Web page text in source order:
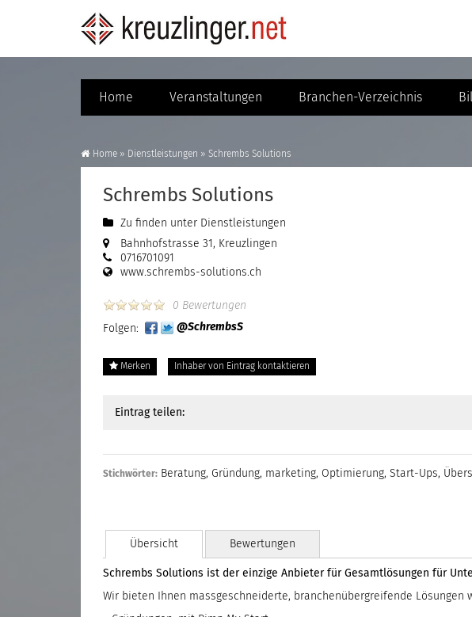
Home Veranstaltungen Branchen-Verzeichnis
Home » Dienstleistungen » Schrembs Solutions
Schrembs Solutions
Zu finden unter Dienstleistungen
Bahnhofstrasse 31, Kreuzlingen
0716701091
www.schrembs-solutions.ch
0 Bewertungen
Folgen: @SchrembsS
Merken Inhaber von Eintrag kontaktieren
Eintrag teilen:
Stichwörter: Beratung, Gründung, marketing, Optimierung, Start-Ups,
Übersicht Bewertungen
Schrembs Solutions ist der einzige Anbieter für Gesamtlösungen für
Wir bieten Ihnen massgeschneiderte, branchenübergreifende Lösungen